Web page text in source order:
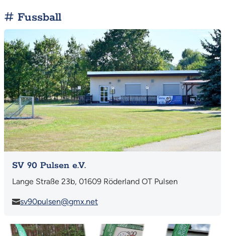
Fussball
Mehr
SV 90 Pulsen e.V.
Lange Straße 23b, 01609 Röderland OT Pulsen
sv90pulsen@gmx.net
Mehr